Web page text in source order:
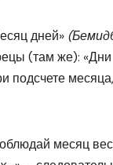
дней»
(там же): «Дни
подсчете
месяц